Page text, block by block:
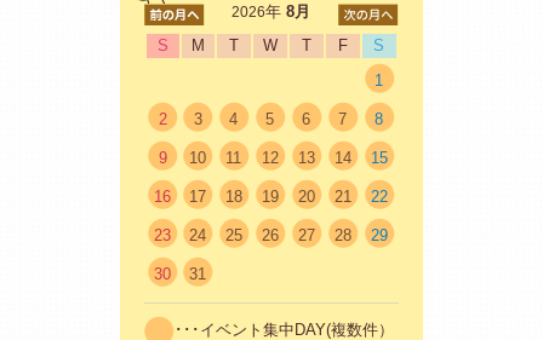
2026年8月
S
M T W T F
S
1
2 3 4 5 6 7 8
9 10 11 12 13 14 15
16 17 18 19 20 21 22
23 24 25 26 27 28 29
30 31
･･･イベント集中DAY(複数件）